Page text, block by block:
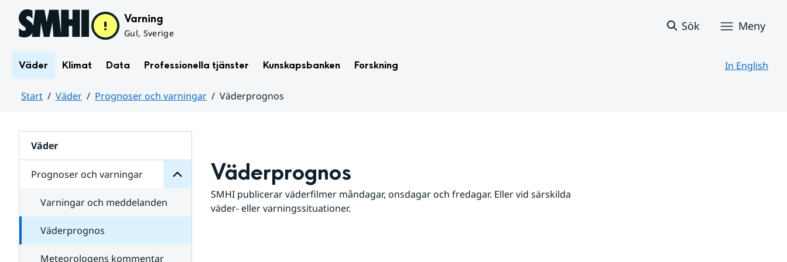
Hoppa till sidans innehåll Varning
Gul, Sverige
Sök Meny
Väder Klimat Data Professionella tjänster Kunskapsbanken Forskning In English
Start Väder Prognoser och varningar
Väderprognos
Väder
Prognoser och varningar
för
varningar
Varningar och meddelanden
Väderprognos
Meteorologens kommentar
Väderprognos
SMHI publicerar väderfilmer måndagar, onsdagar och fredagar. Eller vid särskilda
väder- eller varningssituationer.